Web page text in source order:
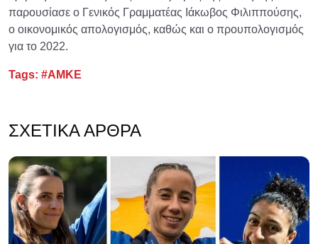
παρουσίασε ο Γενικός Γραμματέας Ιάκωβος Φιλιππούσης,
ο οικονομικός απολογισμός, καθώς και ο προυπολογισμός
για το 2022.
Tags: #ΑΜΚΕ
ΣΧΕΤΙΚΆ ΆΡΘΡΑ